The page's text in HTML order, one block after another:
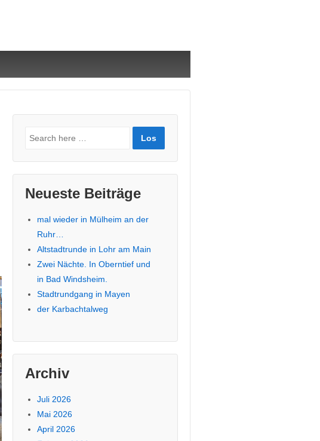
Suche
Neueste Beiträge
mal wieder in Mülheim an der
Ruhr…
Altstadtrunde in Lohr am Main
Zwei Nächte. In Oberntief und
in Bad Windsheim.
Stadtrundgang in Mayen
der Karbachtalweg
Archiv
Juli 2026
Mai 2026
April 2026